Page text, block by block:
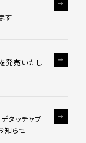
す
発売いたし
タッチャブ
知らせ